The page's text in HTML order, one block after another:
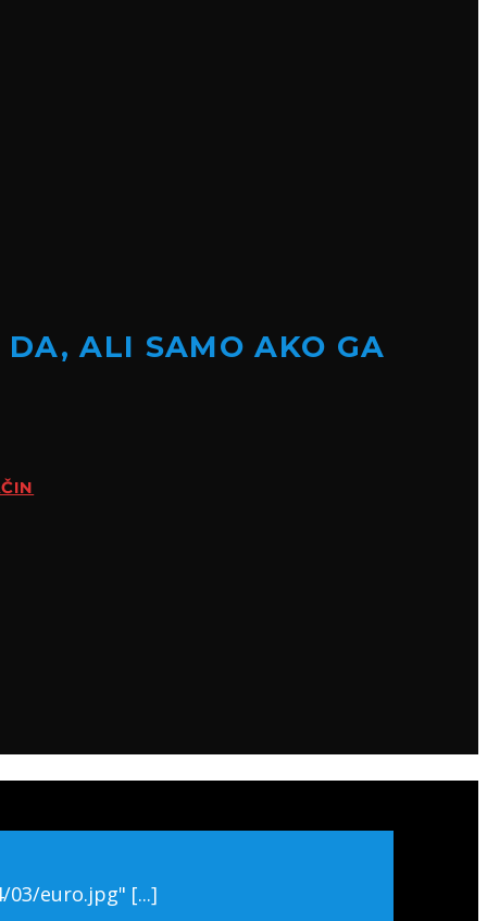
DA, ALI SAMO AKO GA
euro.jpg" [...]